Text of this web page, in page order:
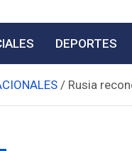
de
DEPORTES
Rusia